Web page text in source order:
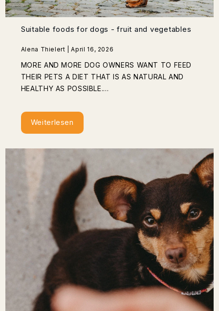
Suitable foods for dogs - fruit and vegetables
Alena Thielert | April 16, 2026
MORE AND MORE DOG OWNERS WANT TO FEED
THEIR PETS A DIET THAT IS AS NATURAL AND
HEALTHY AS POSSIBLE....
Weiterlesen